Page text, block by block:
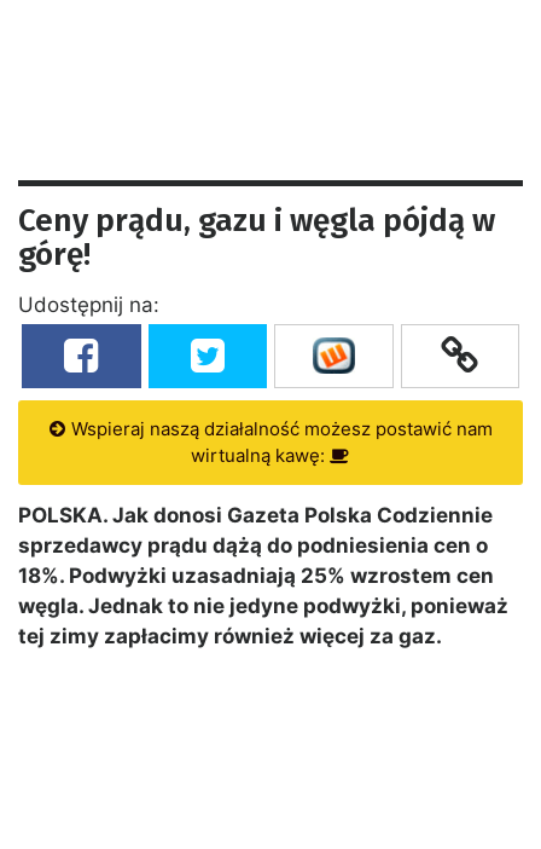
Ceny prądu, gazu i węgla pójdą w
górę!
Udostępnij na:
Wspieraj naszą działalność możesz postawić nam
wirtualną kawę:
POLSKA. Jak donosi Gazeta Polska Codziennie
sprzedawcy prądu dążą do podniesienia cen o
18%. Podwyżki uzasadniają 25% wzrostem cen
węgla. Jednak to nie jedyne podwyżki, ponieważ
tej zimy zapłacimy również więcej za gaz.